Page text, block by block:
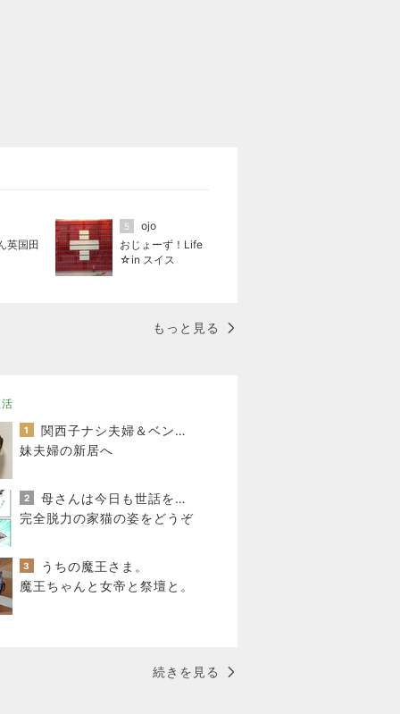
英国田
5
ojo
おじょーず！Life
☆in スイス
もっと見る
1
関西子ナシ夫婦＆ベンガル猫のがむしゃらな毎日
妹夫婦の新居へ
2
母さんは今日も世話をやく
完全脱力の家猫の姿をどうぞ
3
うちの魔王さま。
魔王ちゃんと女帝と祭壇と。
続きを見る